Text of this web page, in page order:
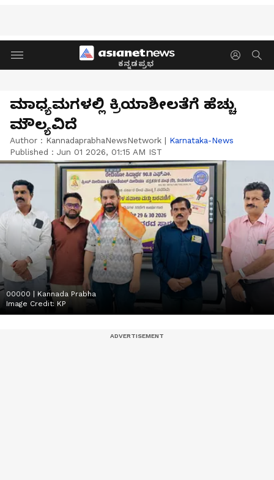
ಕನ್ನಡಪ್ರಭ
ಮಾಧ್ಯಮಗಳಲ್ಲಿ ಕ್ರಿಯಾಶೀಲತೆಗೆ ಹೆಚ್ಚು
ಮೌಲ್ಯವಿದೆ
Author : KannadaprabhaNewsNetwork | Karnataka-News
Published : Jun 01 2026, 01:15 AM IST
00000 | Kannada Prabha
Image Credit: KP